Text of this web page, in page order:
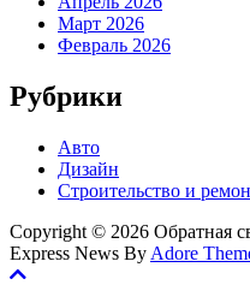
Март 2026
Февраль 2026
Рубрики
Авто
Дизайн
Строительство и
Copyright © 2026 Обратная
Express News By Adore